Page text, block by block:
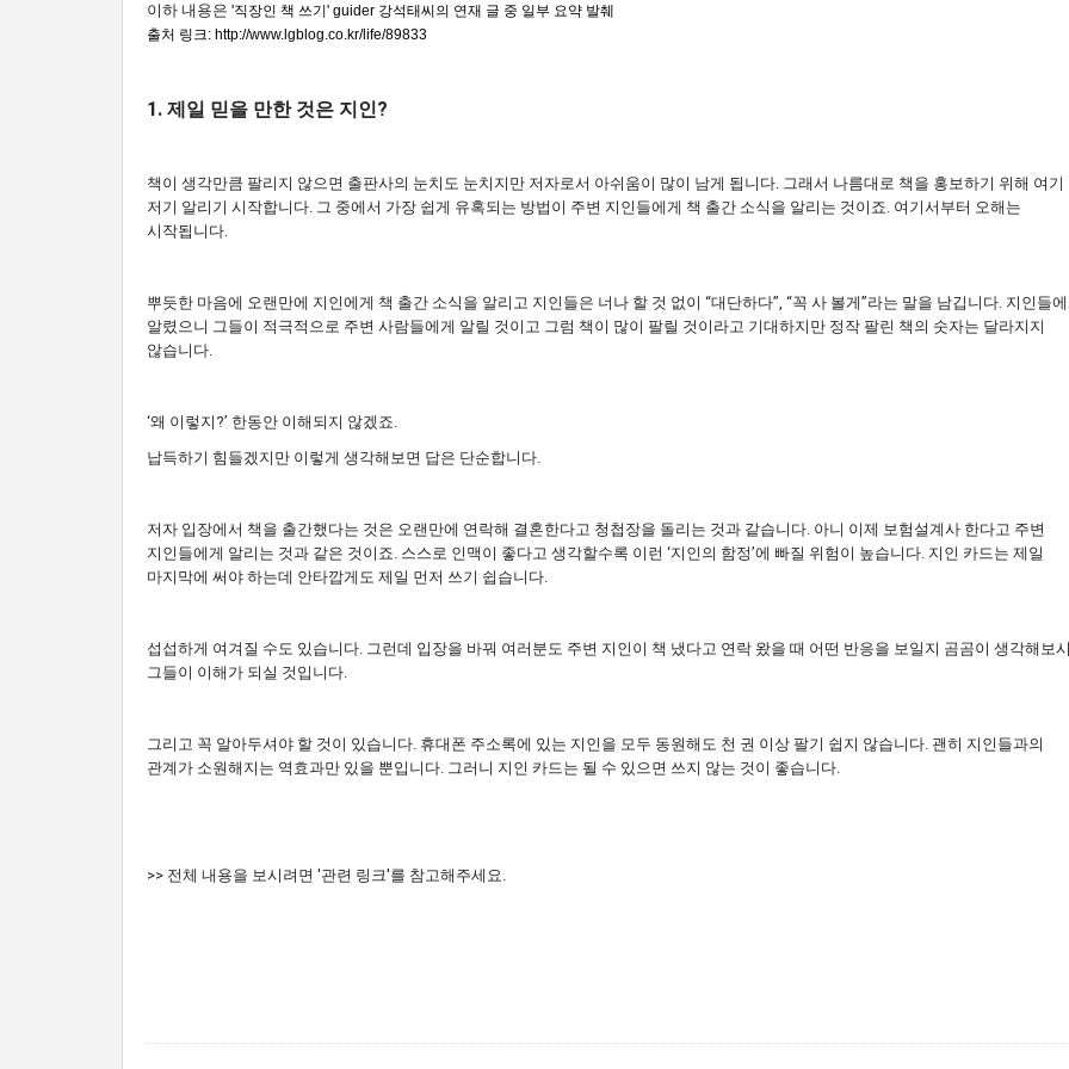
이하 내용은 '직장인 책 쓰기' guider 강석태씨의 연재 글 중 일부 요약 발췌
출처 링크: http://www.lgblog.co.kr/life/89833
1. 제일 믿을 만한 것은 지인?
책이 생각만큼 팔리지 않으면 출판사의 눈치도 눈치지만 저자로서 아쉬움이 많이 남게 됩니다. 그래서 나름대로 책을 홍보하기 위해 여기
저기 알리기 시작합니다. 그 중에서 가장 쉽게 유혹되는 방법이 주변 지인들에게 책 출간 소식을 알리는 것이죠. 여기서부터 오해는
시작됩니다.
뿌듯한 마음에 오랜만에 지인에게 책 출간 소식을 알리고 지인들은 너나 할 것 없이 “대단하다”, “꼭 사 볼게”라는 말을 남깁니다. 지인들
알렸으니 그들이 적극적으로 주변 사람들에게 알릴 것이고 그럼 책이 많이 팔릴 것이라고 기대하지만 정작 팔린 책의 숫자는 달라지지
않습니다.
‘왜 이렇지?’ 한동안 이해되지 않겠죠.
납득하기 힘들겠지만 이렇게 생각해보면 답은 단순합니다.
저자 입장에서 책을 출간했다는 것은 오랜만에 연락해 결혼한다고 청첩장을 돌리는 것과 같습니다. 아니 이제 보험설계사 한다고 주변
지인들에게 알리는 것과 같은 것이죠. 스스로 인맥이 좋다고 생각할수록 이런 ‘지인의 함정’에 빠질 위험이 높습니다. 지인 카드는 제일
마지막에 써야 하는데 안타깝게도 제일 먼저 쓰기 쉽습니다.
섭섭하게 여겨질 수도 있습니다. 그런데 입장을 바꿔 여러분도 주변 지인이 책 냈다고 연락 왔을 때 어떤 반응을 보일지 곰곰이 생각해보
그들이 이해가 되실 것입니다.
그리고 꼭 알아두셔야 할 것이 있습니다. 휴대폰 주소록에 있는 지인을 모두 동원해도 천 권 이상 팔기 쉽지 않습니다. 괜히 지인들과의
관계가 소원해지는 역효과만 있을 뿐입니다. 그러니 지인 카드는 될 수 있으면 쓰지 않는 것이 좋습니다.
>> 전체 내용을 보시려면 '관련 링크'를 참고해주세요.